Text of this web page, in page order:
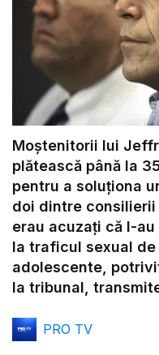
Moştenitorii lui
plătească până la
pentru a soluţiona
doi dintre
erau acuzaţi că l-
la traficul sexual
adolescente,
la tribunal,
PRO TV